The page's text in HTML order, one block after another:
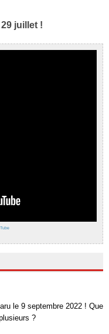
juillet !
le 9 septembre 2022 ! Que
?